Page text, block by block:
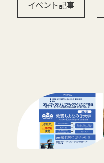
イベント記事